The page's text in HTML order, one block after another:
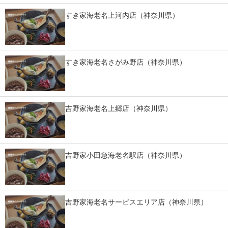
会員記事
メディア
注目記事を集めた総合ページ
ITの今と未来を見通す
スマホと通信の最新トレンド
進化するPCとデバイスの未来
好きが集まる 比べて選べる
ビジネスと働き方のヒント
企業ITのトレンドを詳説
すき家海老名上河内店（神奈川県）
すき家海老名さがみ野店（神奈川県）
吉野家海老名上郷店（神奈川県）
吉野家小田急海老名駅店（神奈川県）
吉野家海老名サービスエリア店（神奈川県）